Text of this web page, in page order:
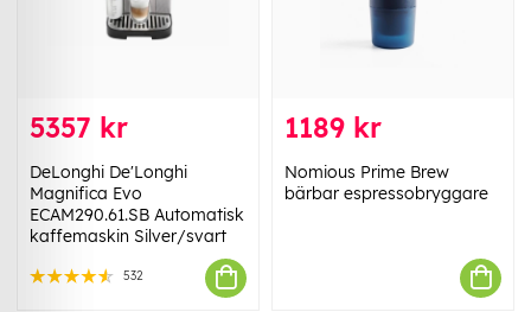
5357 kr
DeLonghi De'Longhi
Magnifica Evo
ECAM290.61.SB Automatisk
kaffemaskin Silver/svart
532
1189 kr
Nomious Prime Brew
bärbar espressobryggare